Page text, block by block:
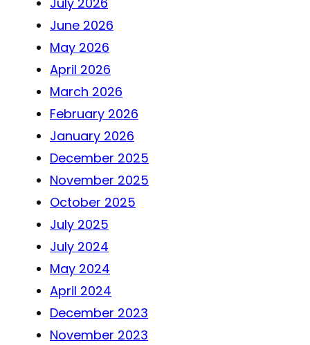
June 2026
May 2026
April 2026
March 2026
February 2026
January 2026
December 2025
November 2025
October 2025
July 2025
July 2024
May 2024
April 2024
December 2023
November 2023